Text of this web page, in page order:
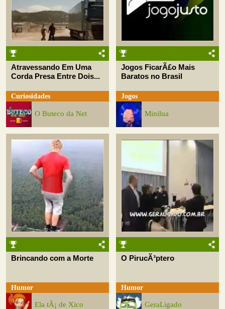
Atravessando Em Uma
Corda Presa Entre Dois...
Curiosidades
O Buteco da Net
Jogos FicarÃ£o Mais
Baratos no Brasil
Jogos
Minilua
Brincando com a Morte
Humor
Ela tÃ¡ de Xico
O PirucÃ³ptero
Humor
GeraLigado